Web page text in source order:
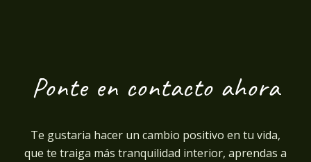
Ponte en contacto ahora
Te gustaria hacer un cambio positivo en tu vida,
que te traiga más tranquilidad interior, aprendas a